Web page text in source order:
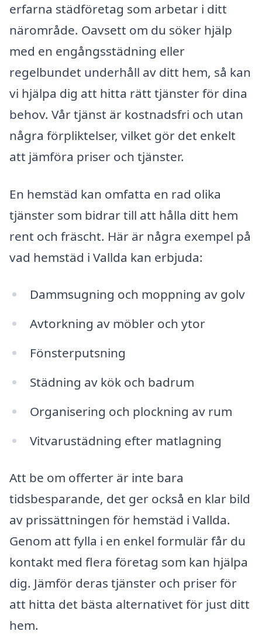
erfarna städföretag som arbetar i ditt
närområde. Oavsett om du söker hjälp
med en engångsstädning eller
regelbundet underhåll av ditt hem, så kan
vi hjälpa dig att hitta rätt tjänster för dina
behov. Vår tjänst är kostnadsfri och utan
några förpliktelser, vilket gör det enkelt
att jämföra priser och tjänster.
En hemstäd kan omfatta en rad olika
tjänster som bidrar till att hålla ditt hem
rent och fräscht. Här är några exempel på
vad hemstäd i Vallda kan erbjuda:
Dammsugning och moppning av golv
Avtorkning av möbler och ytor
Fönsterputsning
Städning av kök och badrum
Organisering och plockning av rum
Vitvarustädning efter matlagning
Att be om offerter är inte bara
tidsbesparande, det ger också en klar bild
av prissättningen för hemstäd i Vallda.
Genom att fylla i en enkel formulär får du
kontakt med flera företag som kan hjälpa
dig. Jämför deras tjänster och priser för
att hitta det bästa alternativet för just ditt
hem.